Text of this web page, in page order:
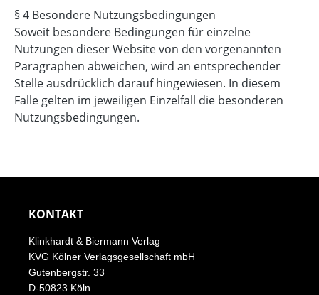
§ 4 Besondere Nutzungsbedingungen
Soweit besondere Bedingungen für einzelne
Nutzungen dieser Website von den vorgenannten
Paragraphen abweichen, wird an entsprechender
Stelle ausdrücklich darauf hingewiesen. In diesem
Falle gelten im jeweiligen Einzelfall die besonderen
Nutzungsbedingungen.
KONTAKT
Klinkhardt & Biermann Verlag
KVG Kölner Verlagsgesellschaft mbH
Gutenbergstr. 33
D-50823 Köln